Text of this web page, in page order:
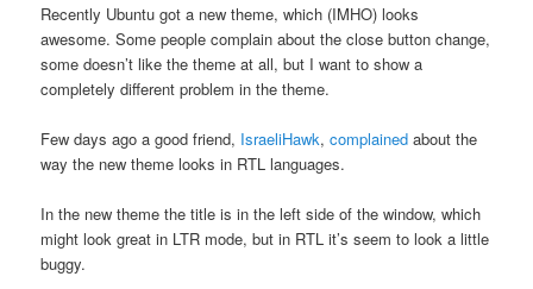
Recently Ubuntu got a new theme, which (IMHO) looks
awesome. Some people complain about the close button change,
some doesn’t like the theme at all, but I want to show a
completely different problem in the theme.
Few days ago a good friend, IsraeliHawk,complained about the
way the new theme looks in RTL languages.
In the new theme the title is in the left side of the window, which
might look great in LTR mode, but in RTL it’s seem to look a little
buggy.